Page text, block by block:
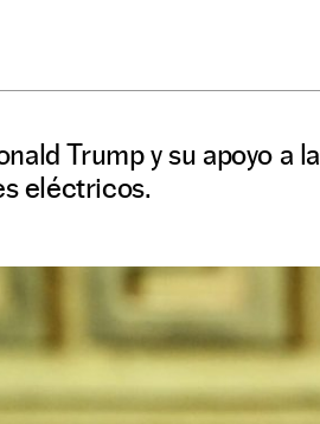
Trump y su apoyo a
eléctricos.